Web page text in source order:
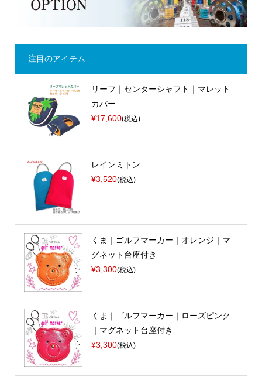
注目のアイテム
リーフ｜センターシャフト｜マレット
カバー
¥17,600(税込)
レインミトン
¥3,520(税込)
くま｜ゴルフマーカー｜オレンジ｜マ
グネット台座付き
¥3,300(税込)
くま｜ゴルフマーカー｜ローズピンク
｜マグネット台座付き
¥3,300(税込)